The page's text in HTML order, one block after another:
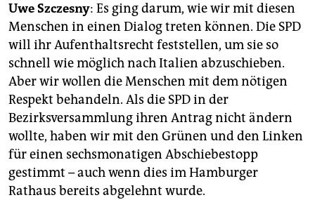
genossenschaft
epaper login
Uwe Szczesny: Es ging darum, wie wir mit diesen
Menschen in einen Dialog treten können. Die SPD
will ihr Aufenthaltsrecht feststellen, um sie so
schnell wie möglich nach Italien abzuschieben.
Aber wir wollen die Menschen mit dem nötigen
Respekt behandeln. Als die SPD in der
Bezirksversammlung ihren Antrag nicht ändern
wollte, haben wir mit den Grünen und den Linken
für einen sechsmonatigen Abschiebestopp
gestimmt – auch wenn dies im Hamburger
Rathaus bereits abgelehnt wurde.